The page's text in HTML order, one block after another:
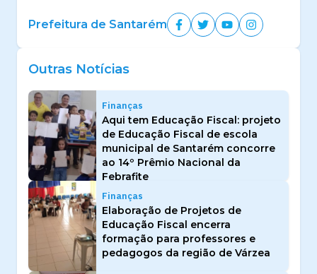
Prefeitura de Santarém
Outras Notícias
Finanças
Aqui tem Educação Fiscal: projeto
de Educação Fiscal de escola
municipal de Santarém concorre
ao 14º Prêmio Nacional da
Febrafite
Finanças
Elaboração de Projetos de
Educação Fiscal encerra
formação para professores e
pedagogos da região de Várzea